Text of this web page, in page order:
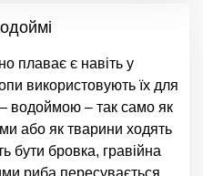
плаває є навіть у
використовують їх для
водоймою – так само як
або як тварини ходять
бути бровка, гравійна
риба пересувається.